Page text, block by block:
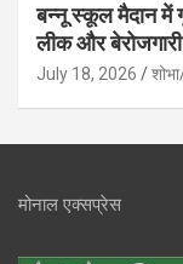
बन्नू स्कूल मैदान में
लीक और
July 18, 2026
मोनाल एक्सप्रेस